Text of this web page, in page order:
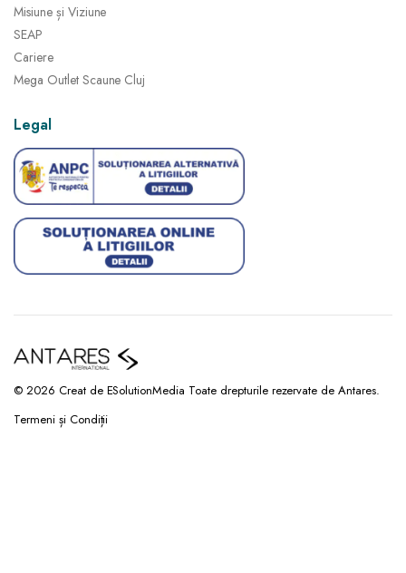
Misiune și Viziune
SEAP
Cariere
Mega Outlet Scaune Cluj
Legal
© 2026 Creat de ESolutionMedia Toate drepturile rezervate de Antares.
Termeni și Condiții